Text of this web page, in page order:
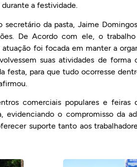
a festividade.
da pasta, Jaime
De Acordo com ele, o
atuação foi focada em manter a
suas atividades de forma
festa, para que tudo ocorresse
comerciais populares e feiras
evidenciando o compromisso da
suporte tanto aos